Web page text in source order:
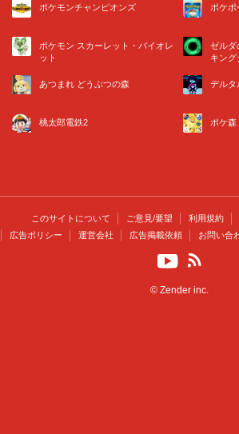
ポケモンチャンピオンズ ポケポ
ポケモン スカーレット・バイオレ
ット
ゼルダ
キング
あつまれ どうぶつの森 デルタ
桃太郎電鉄2 ポケ森
このサイトについて ご意見/要望 利用規約
広告ポリシー
運営会社 広告掲載依頼 お問い合
© Zender inc.